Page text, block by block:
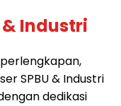
& Industri
SPBU & Industri
dedikasi